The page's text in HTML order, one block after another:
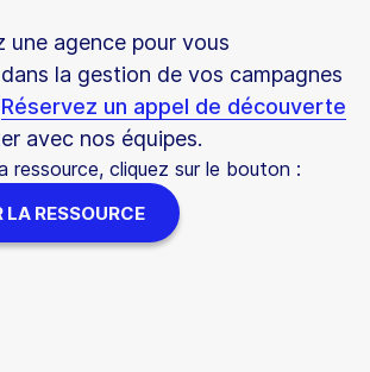
une agence pour vous
la gestion de vos campagnes
Réservez un appel de découverte
avec nos équipes.
ressource, cliquez sur le bouton :
LA RESSOURCE